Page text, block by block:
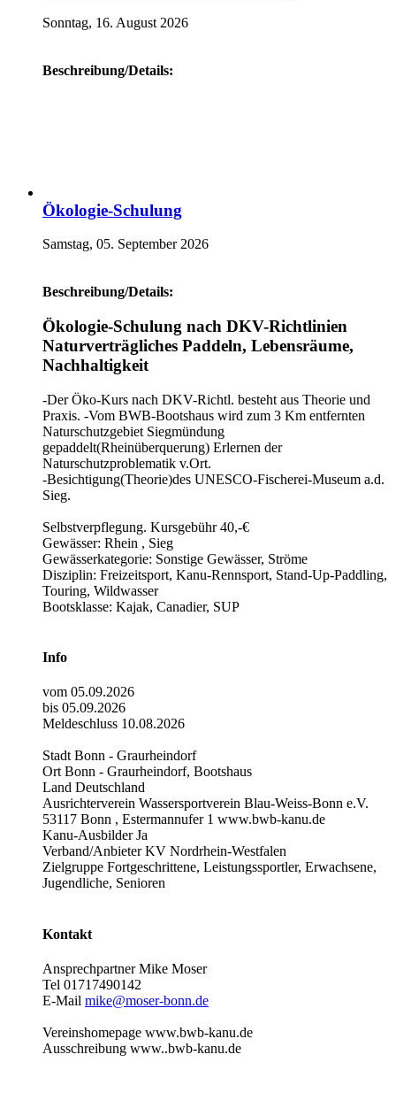
Sonntag, 16. August 2026
Beschreibung/Details:
Ökologie-Schulung
Samstag, 05. September 2026
Beschreibung/Details:
Ökologie-Schulung nach DKV-Richtlinien
Naturverträgliches Paddeln, Lebensräume,
Nachhaltigkeit
-Der Öko-Kurs nach DKV-Richtl. besteht aus Theorie und
Praxis. -Vom BWB-Bootshaus wird zum 3 Km entfernten
Naturschutzgebiet Siegmündung
gepaddelt(Rheinüberquerung) Erlernen der
Naturschutzproblematik v.Ort.
-Besichtigung(Theorie)des UNESCO-Fischerei-Museum a.d.
Sieg.
Selbstverpflegung. Kursgebühr 40,-€
Gewässer: Rhein , Sieg
Gewässerkategorie: Sonstige Gewässer, Ströme
Disziplin: Freizeitsport, Kanu-Rennsport, Stand-Up-Paddling,
Touring, Wildwasser
Bootsklasse: Kajak, Canadier, SUP
Info
vom 05.09.2026
bis 05.09.2026
Meldeschluss 10.08.2026
Stadt Bonn - Graurheindorf
Ort Bonn - Graurheindorf, Bootshaus
Land Deutschland
Ausrichterverein Wassersportverein Blau-Weiss-Bonn e.V.
53117 Bonn , Estermannufer 1 www.bwb-kanu.de
Kanu-Ausbilder Ja
Verband/Anbieter KV Nordrhein-Westfalen
Zielgruppe Fortgeschrittene, Leistungssportler, Erwachsene,
Jugendliche, Senioren
Kontakt
Ansprechpartner Mike Moser
Tel 01717490142
E-Mail mike@moser-bonn.de
Vereinshomepage www.bwb-kanu.de
Ausschreibung www..bwb-kanu.de